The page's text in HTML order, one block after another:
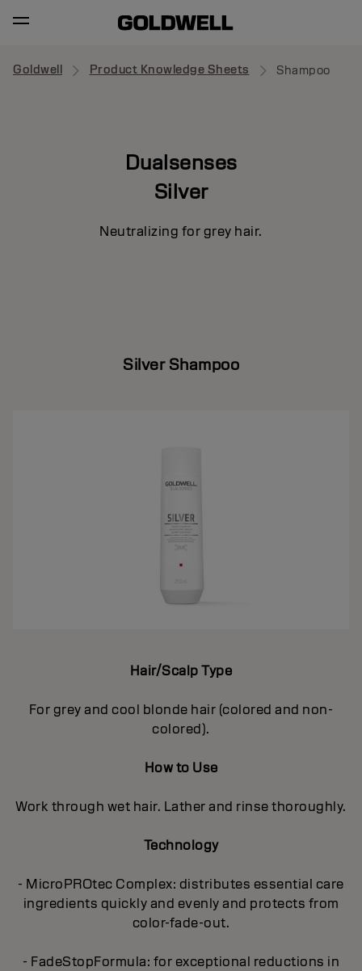
Goldwell Product Knowledge Sheets Shampoo
Dualsenses
Silver
Neutralizing for grey hair.
Silver Shampoo
Hair/Scalp Type
For grey and cool blonde hair (colored and non-
colored).
How to Use
Work through wet hair. Lather and rinse thoroughly.
Technology
- MicroPROtec Complex: distributes essential care
ingredients quickly and evenly and protects from
color-fade-out.
- FadeStopFormula: for exceptional reductions in